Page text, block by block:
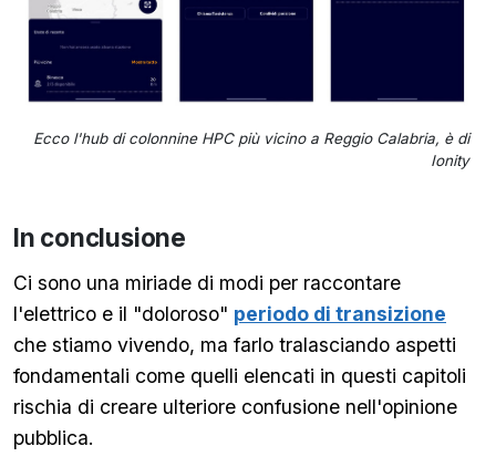
Ecco l'hub di colonnine HPC più vicino a Reggio Calabria, è di
Ionity
In conclusione
Ci sono una miriade di modi per raccontare
l'elettrico e il "doloroso" periodo di transizione
che stiamo vivendo, ma farlo tralasciando aspetti
fondamentali come quelli elencati in questi capitoli
rischia di creare ulteriore confusione nell'opinione
pubblica.